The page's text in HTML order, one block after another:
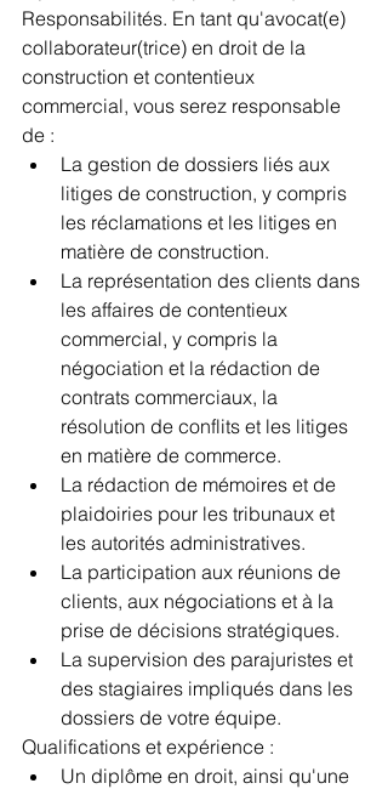
Responsabilités. En tant qu'avocat(e)
collaborateur(trice) en droit de la
construction et contentieux
commercial, vous serez responsable
de :
La gestion de dossiers liés aux
litiges de construction, y compris
les réclamations et les litiges en
matière de construction.
La représentation des clients dans
les affaires de contentieux
commercial, y compris la
négociation et la rédaction de
contrats commerciaux, la
résolution de conflits et les litiges
en matière de commerce.
La rédaction de mémoires et de
plaidoiries pour les tribunaux et
les autorités administratives.
La participation aux réunions de
clients, aux négociations et à la
prise de décisions stratégiques.
La supervision des parajuristes et
des stagiaires impliqués dans les
dossiers de votre équipe.
Qualifications et expérience :
Un diplôme en droit, ainsi qu'une